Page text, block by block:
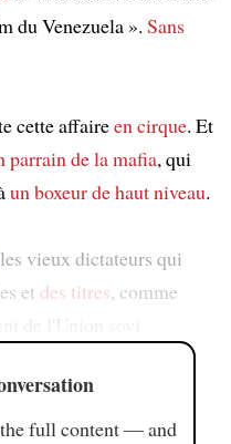
du Venezuela ». Sans
cette affaireen cirque. Et
parrain de la mafia, qui
un boxeur de haut niveau.
les vieux dictateurs qui
et des titres, comme
full content — and